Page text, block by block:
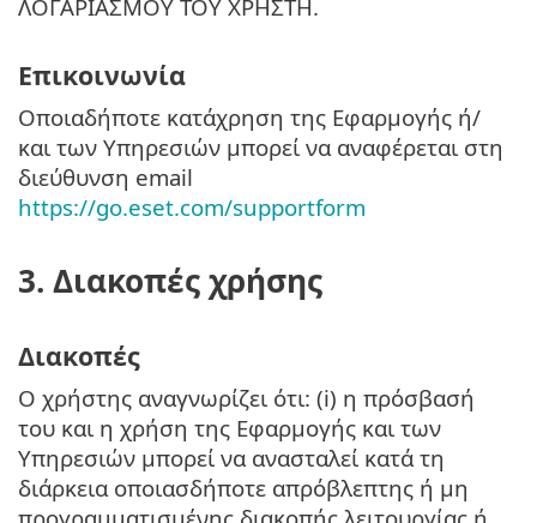
ΛΟΓΑΡΙΑΣΜΟΥ ΤΟΥ ΧΡΗΣΤΗ.
Επικοινωνία
Οποιαδήποτε κατάχρηση της Εφαρμογής ή/
και των Υπηρεσιών μπορεί να αναφέρεται στη
διεύθυνση email
https://go.eset.com/supportform
3. Διακοπές χρήσης
Διακοπές
Ο χρήστης αναγνωρίζει ότι: (i) η πρόσβασή
του και η χρήση της Εφαρμογής και των
Υπηρεσιών μπορεί να ανασταλεί κατά τη
διάρκεια οποιασδήποτε απρόβλεπτης ή μη